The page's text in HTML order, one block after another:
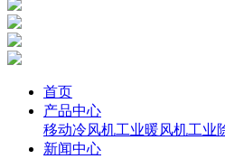
首页
产品中心
移动冷风机工业暖风机工业
新闻中心